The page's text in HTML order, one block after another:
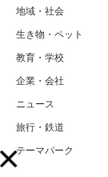
地域・社会
生き物・ペット
教育・学校
企業・会社
ニュース
旅行・鉄道
テーマパーク